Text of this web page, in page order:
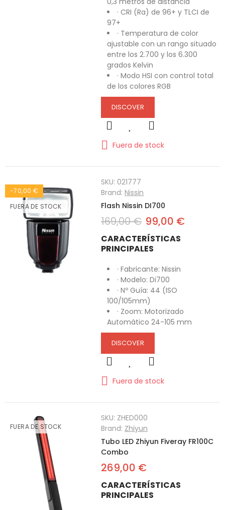
· CRI (Ra) de 96+ y TLCI de
97+
· Temperatura de color
ajustable con un rango situado
entre los 2.700 y los 6.300
grados Kelvin
· Modo HSI con control total
de los colores RGB
DISCOVER
Fuera de stock
-70,00 €
FUERA DE STOCK
SKU: 021777
Brand:Nissin
Flash Nissin DI700
169,00 € 99,00 €
CARACTERÍSTICAS
PRINCIPALES
· Fabricante: Nissin
· Modelo: Di700
· Nº Guía: 44 (ISO
100/105mm)
· Zoom: Motorizado
Automático 24-105 mm
DISCOVER
Fuera de stock
FUERA DE STOCK
SKU: ZHED000
Brand: Zhiyun
Tubo LED Zhiyun Fiveray FR100C
Combo
269,00 €
CARACTERÍSTICAS
PRINCIPALES